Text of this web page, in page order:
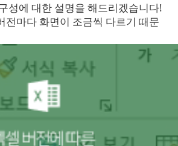
성에 대한 설명을 해드리겠습니다!
전마다 화면이 조금씩 다르기 때문